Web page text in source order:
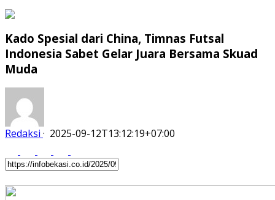
Kado Spesial dari China, Timnas Futsal
Indonesia Sabet Gelar Juara Bersama Skuad
Muda
Redaksi · 2025-09-12T13:12:19+07:00